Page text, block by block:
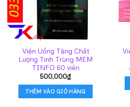
Viên Uống Tăng Chất
Lượng Tinh Trùng MEM
TINFO 60 viên
500,000₫
THÊM VÀO GIỎ HÀNG